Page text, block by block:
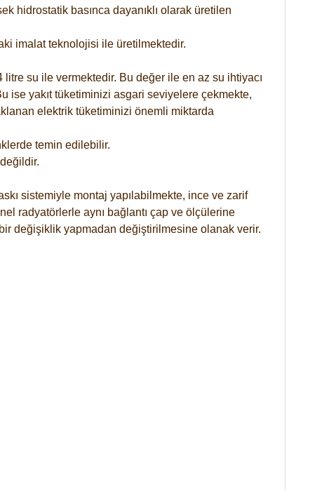
hidrostatik basınca dayanıklı olarak üretilen
imalat teknolojisi ile üretilmektedir.
litre su ile vermektedir. Bu değer ile en az su ihtiyacı
ise yakıt tüketiminizi asgari seviyelere çekmekte,
elektrik tüketiminizi önemli miktarda
temin edilebilir.
sistemiyle montaj yapılabilmekte, ince ve zarif
radyatörlerle aynı bağlantı çap ve ölçülerine
değişiklik yapmadan değiştirilmesine olanak verir.